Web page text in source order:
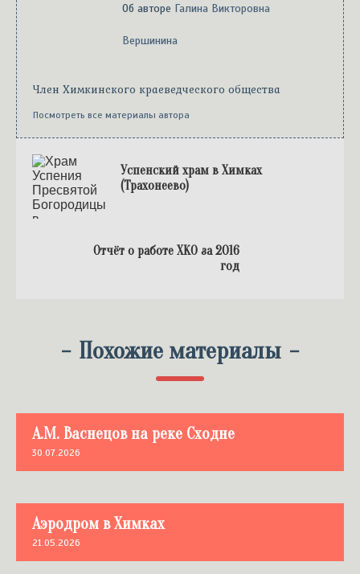
Об авторе Галина Викторовна
Вершинина
Член Химкинского краеведческого общества
Посмотреть все материалы автора
Успенский храм в Химках
(Трахонеево)
Отчёт о работе ХКО за 2016
год
- Похожие материалы -
А.М. Васнецов на реке Сходне
30.07.2026
Аэродром в Химках
21.05.2026